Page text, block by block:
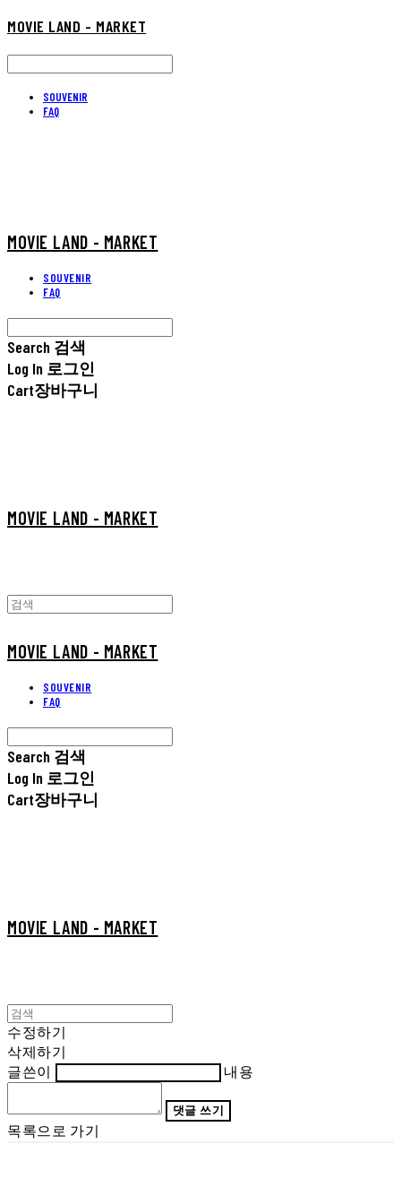
MOVIE LAND - MARKET
SOUVENIR
FAQ
MOVIE LAND - MARKET
SOUVENIR
FAQ
Search 검색
Log In 로그인
Cart장바구니
MOVIE LAND - MARKET
MOVIE LAND - MARKET
SOUVENIR
FAQ
Search 검색
Log In 로그인
Cart장바구니
MOVIE LAND - MARKET
수정하기
삭제하기
글쓴이
내용
댓글 쓰기
목록으로 가기